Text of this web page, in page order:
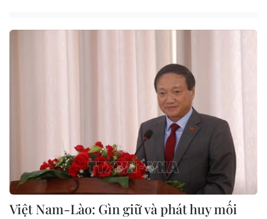
Việt Nam-Lào: Gìn giữ và phát huy mối